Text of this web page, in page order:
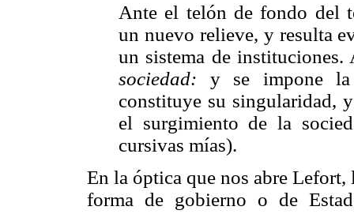
Ante el telón de fondo del
un nuevo relieve, y resulta
un sistema de
sociedad: y se impone la
constituye su singularidad,
el surgimiento de la
cursivas mías).
En la óptica que nos abre Lefort,
forma de gobierno o de